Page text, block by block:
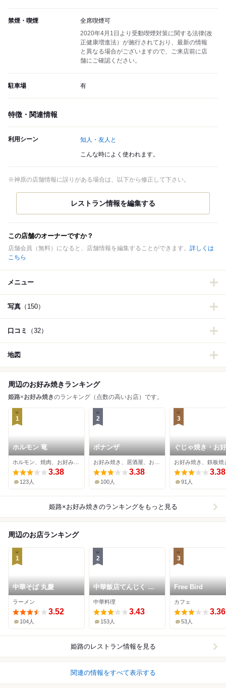
禁煙・喫煙
全席喫煙可
2020年4月1日より受動喫煙対策に関する法律(改
正健康増進法）が施行されており、最新の情報
と異なる場合がございますので、ご来店前に店
舗にご確認ください。
駐車場 有
特徴・関連情報
利用シーン 知人・友人と
こんな時によく使われます。
※神原の店舗情報に誤りがある場合は、以下から修正して下さい。
この店舗のオーナーですか？
店舗会員（無料）になると、店舗情報を編集することができます。 詳しくは
こちら
メニュー
写真 （150）
口コミ （32）
地図
周辺のお好み焼きランキング
姫路×お好み焼きのランキング（点数の高いお店）です。
1
ホルモン 竜
3.38
123人
2
ボナンザ
3.38
100人
3
ぐじゃ焼き・お
森下
お好み焼き、鉄板焼
3.38
91人
姫路×お好み焼き のランキングをもっと見る
周辺のお店ランキング
1
中華そば 丸慶
ラーメン
3.52
104人
2
中華飯店てんじく 姫
路今宿店
中華料理
3.43
153人
3
Free Bird
カフェ
3.36
53人
姫路のレストラン情報を見る
関連の情報をすべて表示する